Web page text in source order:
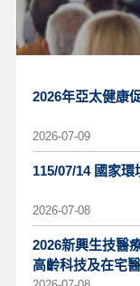
2026年亞太健康
2026-07-09
115/07/14 國家
2026-07-08
2026新興生技醫
高齡科技及在宅